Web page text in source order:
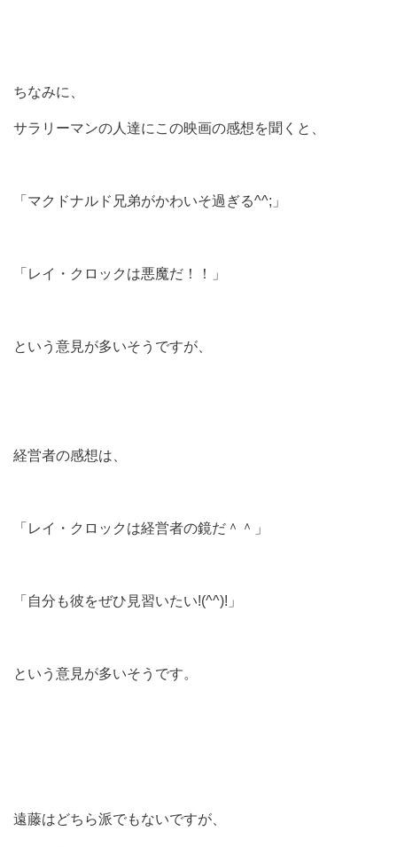
ちなみに、
サラリーマンの人達にこの映画の感想を聞くと、
「マクドナルド兄弟がかわいそ過ぎる^^;」
「レイ・クロックは悪魔だ！！」
という意見が多いそうですが、
経営者の感想は、
「レイ・クロックは経営者の鏡だ＾＾」
「自分も彼をぜひ見習いたい!(^^)!」
という意見が多いそうです。
遠藤はどちら派でもないですが、